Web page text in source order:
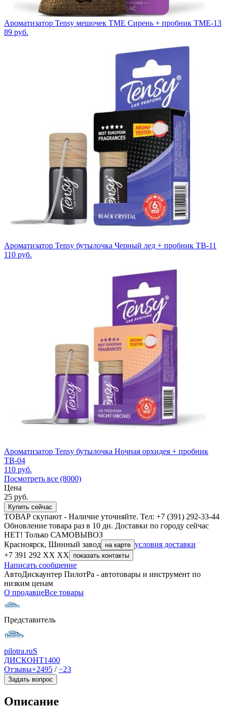
Ароматизатор Tensy мешочек TME Сирень + пробник TME-13
89 руб.
Ароматизатор Tensy бутылочка Черный лед + пробник TB-11
110 руб.
Ароматизатор Tensy бутылочка Ночная орхидея + пробник
TB-04
110 руб.
Посмотреть все (8000)
Цена
25 руб.
Купить сейчас
ТОВАР скупают - Наличие уточняйте. Тел: +7 (391) 292-33-44
Обновление товара раз в 10 дн. Доставки по городу сейчас
НЕТ! Только САМОВЫВОЗ
Красноярск, Шинный завод на карте условия доставки
+7 391 292 XX XX
показать контакты
Написать сообщение
АвтоДискаунтер ПилотРа - автотовары и инструмент по
низким ценам
О продавцеВсе товары
Представитель
pilotra.ruS
ДИСКОНТ1400
Отзывы+2495 /−23
Задать вопрос
Описание